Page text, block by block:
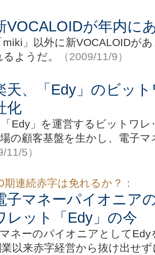
VOCALOIDが年内に
miki」以外に新VOCALOIDが
るようだ。
（2009/11/9）
天、「Edy」のビッ
化
Edy」を運営するビットワ
の顧客基盤を生かし、電子
11/5）
期連続赤字は免れるか？：
子マネーパイオニ
レット「Edy」の今
ネーのパイオニアとして
以来赤字経営から抜け出せ